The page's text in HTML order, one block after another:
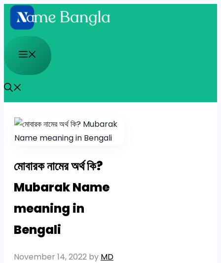
Skip
to
content
Menu
মোবারক নামের অর্থ কি?
Mubarak Name
meaning in
Bengali
November 14, 2022 by MD